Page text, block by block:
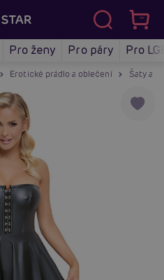
Pro ženy Pro páry Pro
Erotické prádlo a oblečení Šaty a